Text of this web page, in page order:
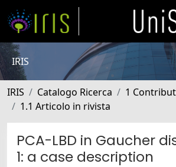
IRIS
IRIS Catalogo Ricerca
1
1.1 Articolo in rivista
PCA-LBD in Gaucher
1: a case description